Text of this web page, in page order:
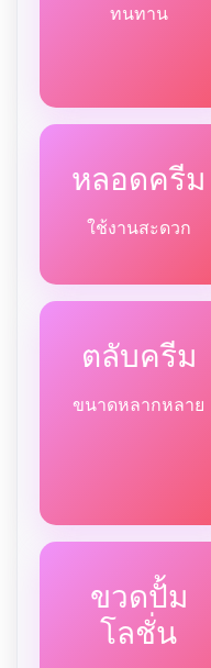
ทนทาน
หลอดครีม
ใช้งานสะดวก
ตลับครีม
ขนาดหลากหลาย
ขวดปั้ม
โลชั่น